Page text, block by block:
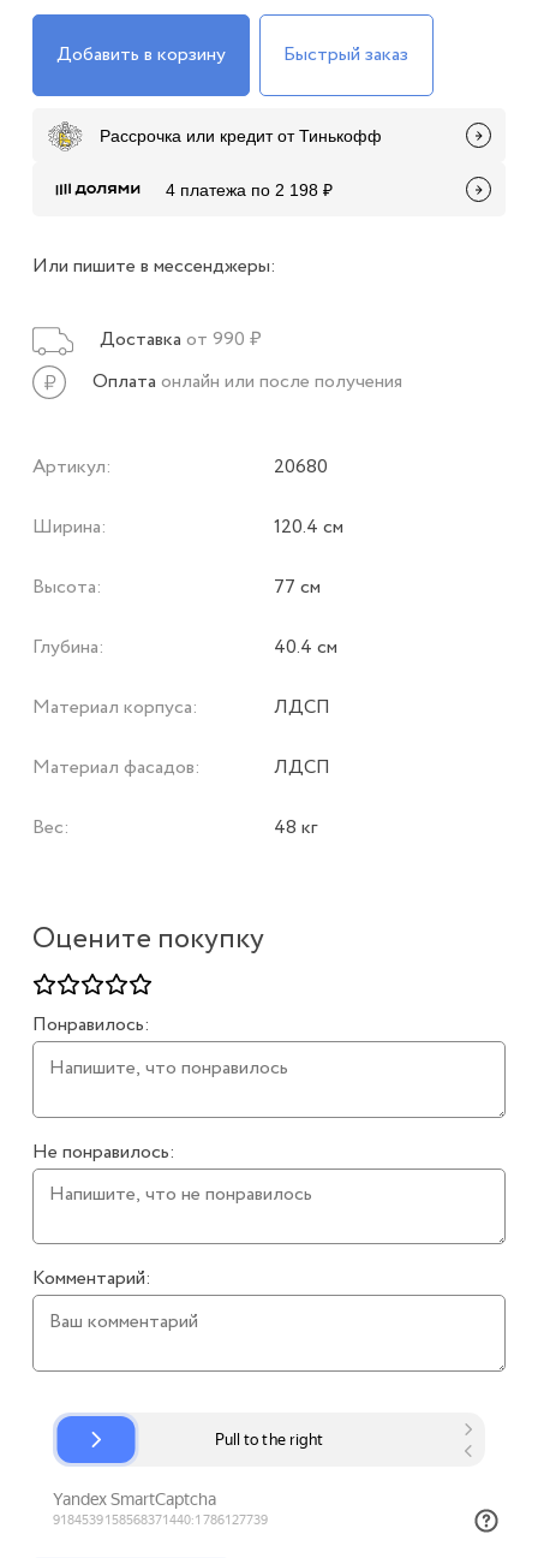
Оцените покупку
Понравилось:
Не понравилось:
Комментарий:
Добавить в корзину Быстрый заказ
Рассрочка или кредит от Тинькофф
4 платежа по 2 198 ₽
Или пишите в мессенджеры:
Доставка от 990 ₽
Оплата онлайн или после получения
Артикул: 20680
Ширина: 120.4 см
Высота: 77 см
Глубина: 40.4 см
Материал корпуса: ЛДСП
Материал фасадов: ЛДСП
Вес: 48 кг